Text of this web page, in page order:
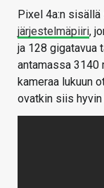
Pixel 4a:n
järjestelmäpiiri,
ja 128 gigatavua
antamassa 3140
kameraa lukuun
ovatkin siis hyvin